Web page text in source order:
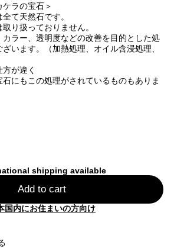
ケラの宝石＞
て天然石です。
り扱っておりません。
ラー、透明度などの改善を目的とした処
います。（加熱処理、オイル含浸処理、
が違く
にもこの処理がされているものもありま
shipping available
Add to cart
国内にお住まいの方向け